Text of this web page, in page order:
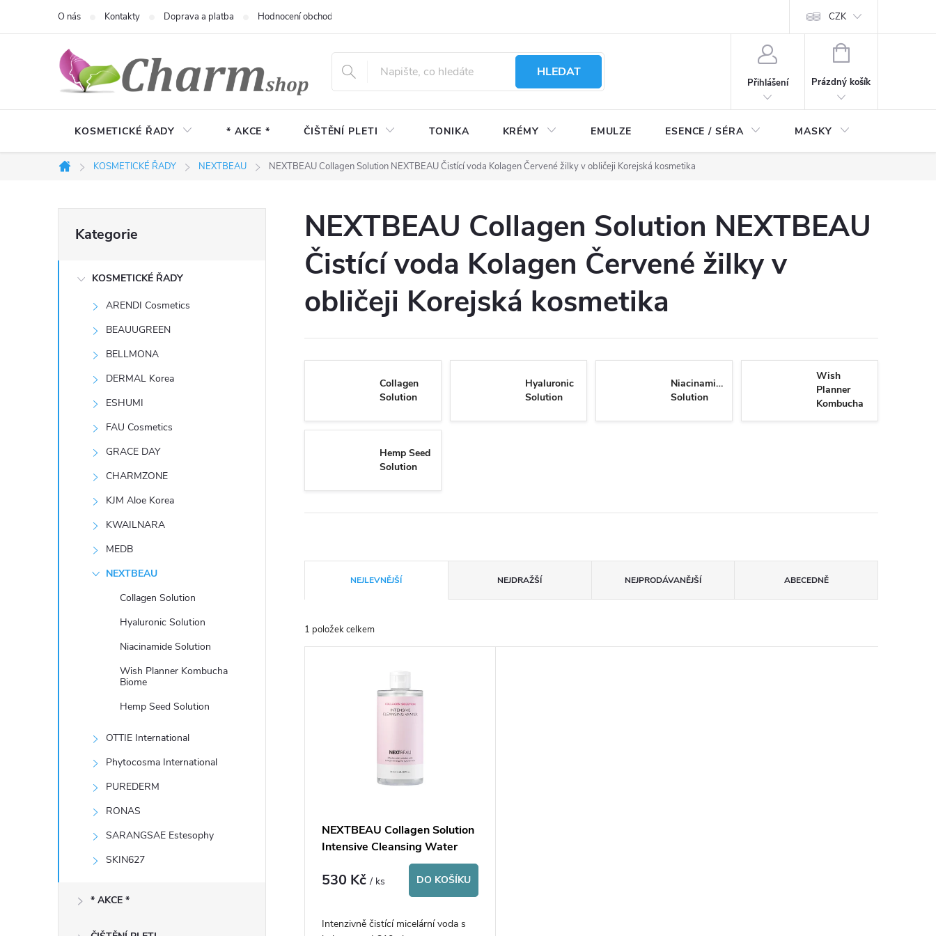
O nás Kontakty Doprava a platba Hodnocení obchodu CZK
HLEDAT
Přihlášení
NÁKUPNÍ
Prázdný košík
KOSMETICKÉ ŘADY * AKCE * ČIŠTĚNÍ PLETI TONIKA KRÉMY EMULZE ESENCE / SÉRA MASKY
Domů
KOSMETICKÉ ŘADY NEXTBEAU NEXTBEAU Collagen Solution NEXTBEAU Čistící voda Kolagen Červené žilky v obličeji Korejská kosmetika
o
kategorie
Kategorie
KOSMETICKÉ ŘADY
ARENDI Cosmetics
BEAUUGREEN
BELLMONA
DERMAL Korea
ESHUMI
FAU Cosmetics
GRACE DAY
CHARMZONE
KJM Aloe Korea
KWAILNARA
MEDB
NEXTBEAU
Collagen Solution
Hyaluronic Solution
Niacinamide Solution
Wish Planner Kombucha
Biome
Hemp Seed Solution
OTTIE International
Phytocosma International
PUREDERM
RONAS
SARANGSAE Estesophy
SKIN627
* AKCE *
NEXTBEAU Collagen Solution NEXTBEAU
Čistící voda Kolagen Červené žilky v
obličeji Korejská kosmetika
Collagen
Solution
Hyaluronic
Solution
Niacinamide
Solution
Wish
Planner
Kombucha
Biome
Hemp Seed
Solution
a
z
NEJLEVNĚJŠÍ NEJDRAŽŠÍ NEJPRODÁVANĚJŠÍ ABECEDNĚ
1 položek celkem
NEXTBEAU Collagen Solution
Intensive Cleansing Water
530 Kč/ ks DO KOŠÍKU
Intenzivně čistící micelární voda s